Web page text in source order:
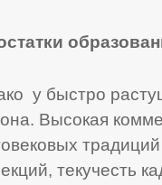
у быстро
Высокая
текучесть